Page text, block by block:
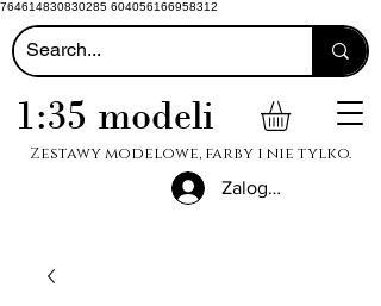
764614830830285 604056166958312
1:35 modeli
Zestawy modelowe, farby i nie tylko.
Zaloguj się